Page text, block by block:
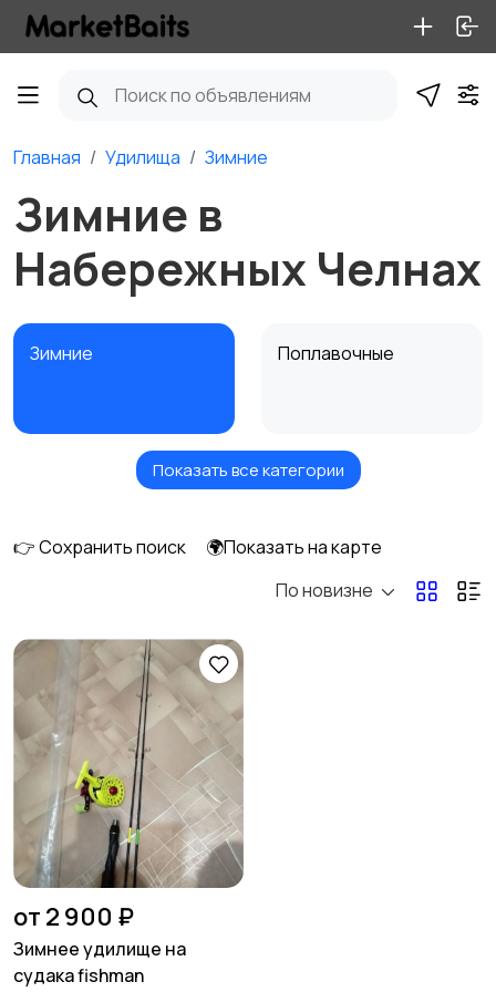
Главная Удилища Зимние
Зимние в
Набережных Челнах
Зимние Поплавочные
Троллинговые
Матчевые
Карповые
Показать все категории
👉 Сохранить поиск
🌍Показать на карте
По новизне
от 2 900 ₽
Зимнее удилище на
судака fishman